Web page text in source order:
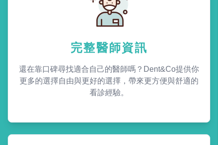
完整醫師資訊
還在靠口碑尋找適合自己的醫師嗎？Dent&Co提供你
更多的選擇自由與更好的選擇，帶來更方便與舒適的
看診經驗。